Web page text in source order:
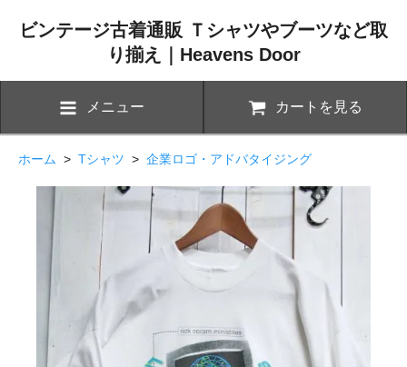
ビンテージ古着通販 Ｔシャツやブーツなど取
り揃え｜Heavens Door
メニュー カートを見る
ホーム > Tシャツ > 企業ロゴ・アドバタイジング